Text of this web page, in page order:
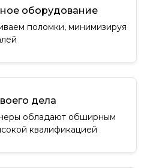
оборудование
поломки, минимизируя
дела
обладают обширным
квалификацией